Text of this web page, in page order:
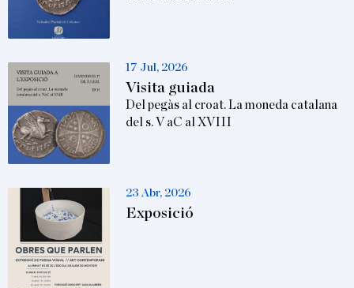
17 Jul, 2026
Visita guiada
Del pegàs al croat. La moneda catalana
del s. V aC al XVIII
23 Abr, 2026
Exposició